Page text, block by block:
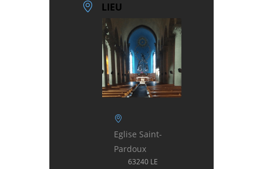
LIEU
Eglise Saint-
Pardoux
63240 LE